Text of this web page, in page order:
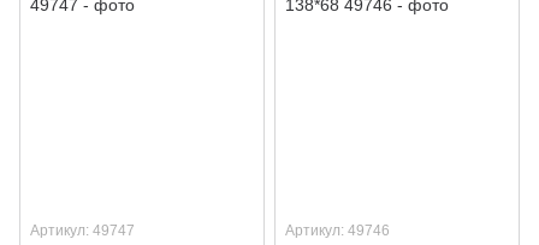
Артикул: 49747 Артикул: 49746